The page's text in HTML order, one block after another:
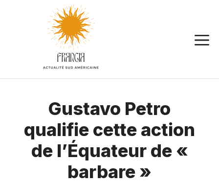
Gustavo Petro
qualifie cette action
de l’Équateur de «
barbare »